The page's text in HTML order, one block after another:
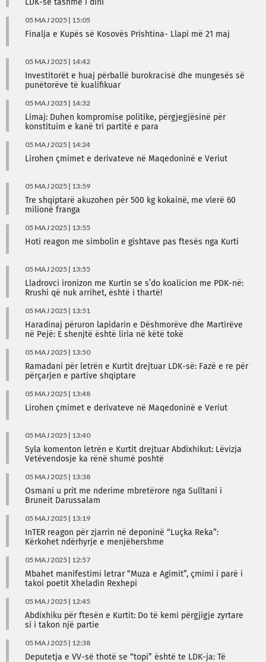
LDK-së tashmë i dini
05 MAJ 2025 | 15:05
Finalja e Kupës së Kosovës Prishtina- Llapi më 21 maj
05 MAJ 2025 | 14:42
Investitorët e huaj përballë burokracisë dhe mungesës së
punëtorëve të kualifikuar
05 MAJ 2025 | 14:32
Limaj: Duhen kompromise politike, përgjegjësinë për
konstituim e kanë tri partitë e para
05 MAJ 2025 | 14:24
Lirohen çmimet e derivateve në Maqedoninë e Veriut
05 MAJ 2025 | 13:59
Tre shqiptarë akuzohen për 500 kg kokainë, me vlerë 60
milionë franga
05 MAJ 2025 | 13:55
Hoti reagon me simbolin e gishtave pas ftesës nga Kurti
05 MAJ 2025 | 13:55
Lladrovci ironizon me Kurtin se s’do koalicion me PDK-në:
Rrushi që nuk arrihet, është i thartë!
05 MAJ 2025 | 13:51
Haradinaj përuron lapidarin e Dëshmorëve dhe Martirëve
në Pejë: E shenjtë është liria në këtë tokë
05 MAJ 2025 | 13:50
Ramadani për letrën e Kurtit drejtuar LDK-së: Fazë e re për
përçarjen e partive shqiptare
05 MAJ 2025 | 13:48
Lirohen çmimet e derivateve në Maqedoninë e Veriut
05 MAJ 2025 | 13:40
Syla komenton letrën e Kurtit drejtuar Abdixhikut: Lëvizja
Vetëvendosje ka rënë shumë poshtë
05 MAJ 2025 | 13:38
Osmani u prit me nderime mbretërore nga Sulltani i
Bruneit Darussalam
05 MAJ 2025 | 13:19
InTER reagon për zjarrin në deponinë “Luçka Reka”:
Kërkohet ndërhyrje e menjëhershme
05 MAJ 2025 | 12:57
Mbahet manifestimi letrar “Muza e Agimit”, çmimi i parë i
takoi poetit Xheladin Rexhepi
05 MAJ 2025 | 12:45
Abdixhiku për ftesën e Kurtit: Do të kemi përgjigje zyrtare
si i takon një partie
05 MAJ 2025 | 12:38
Deputetja e VV-së thotë se “topi” është te LDK-ja: Të